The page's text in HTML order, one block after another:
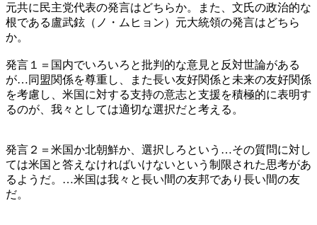
元共に民主党代表の発言はどちらか。また、文氏の政治的な
根である盧武鉉（ノ・ムヒョン）元大統領の発言はどちら
か。
発言１＝国内でいろいろと批判的な意見と反対世論がある
が…同盟関係を尊重し、また長い友好関係と未来の友好関係
を考慮し、米国に対する支持の意志と支援を積極的に表明す
るのが、我々としては適切な選択だと考える。
発言２＝米国か北朝鮮か、選択しろという…その質問に対し
ては米国と答えなければいけないという制限された思考があ
るようだ。…米国は我々と長い間の友邦であり長い間の友
だ。